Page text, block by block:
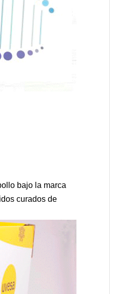
bajo la marca
curados de